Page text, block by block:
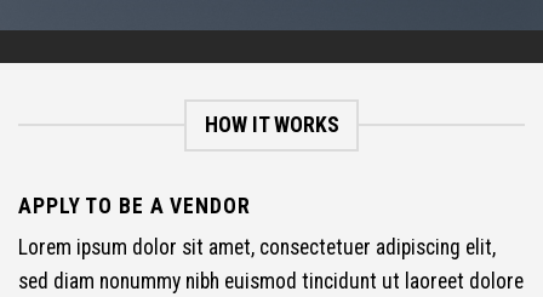
ン
が
あ
り
オ
プ
HOW IT WORKS
APPLY TO BE A VENDOR
Lorem ipsum dolor sit amet, consectetuer adipiscing elit,
sed diam nonummy nibh euismod tincidunt ut laoreet dolore